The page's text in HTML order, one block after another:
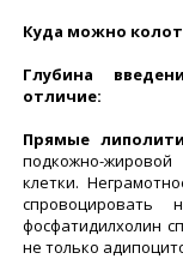
Куда можно
Глубина
отличие:
Прямые
подкожно-
клетки.
спровоцировать
фосфатидилхолин
не только